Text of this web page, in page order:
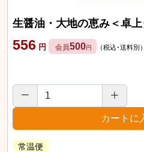
生醤油・大地の恵み＜卓
556 円 会員500円 （税込･送料別）
常温便